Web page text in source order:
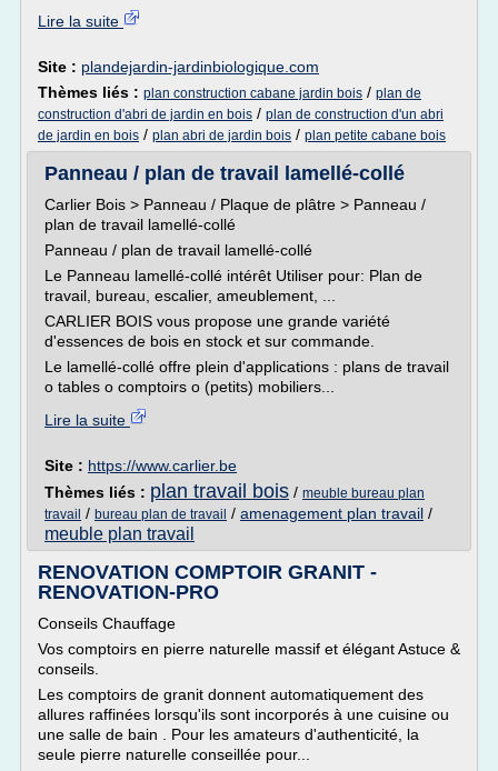
Lire la suite
Site : plandejardin-jardinbiologique.com
Thèmes liés : plan construction cabane jardin bois / plan de
construction d'abri de jardin en bois / plan de construction d'un abri
de jardin en bois / plan abri de jardin bois / plan petite cabane bois
Panneau / plan de travail lamellé-collé
Carlier Bois > Panneau / Plaque de plâtre > Panneau /
plan de travail lamellé-collé
Panneau / plan de travail lamellé-collé
Le Panneau lamellé-collé intérêt Utiliser pour: Plan de
travail, bureau, escalier, ameublement, ...
CARLIER BOIS vous propose une grande variété
d'essences de bois en stock et sur commande.
Le lamellé-collé offre plein d'applications : plans de travail
o tables o comptoirs o (petits) mobiliers...
Lire la suite
Site : https://www.carlier.be
Thèmes liés : plan travail bois / meuble bureau plan
travail / bureau plan de travail / amenagement plan travail /
meuble plan travail
RENOVATION COMPTOIR GRANIT -
RENOVATION-PRO
Conseils Chauffage
Vos comptoirs en pierre naturelle massif et élégant Astuce &
conseils.
Les comptoirs de granit donnent automatiquement des
allures raffinées lorsqu'ils sont incorporés à une cuisine ou
une salle de bain . Pour les amateurs d'authenticité, la
seule pierre naturelle conseillée pour...